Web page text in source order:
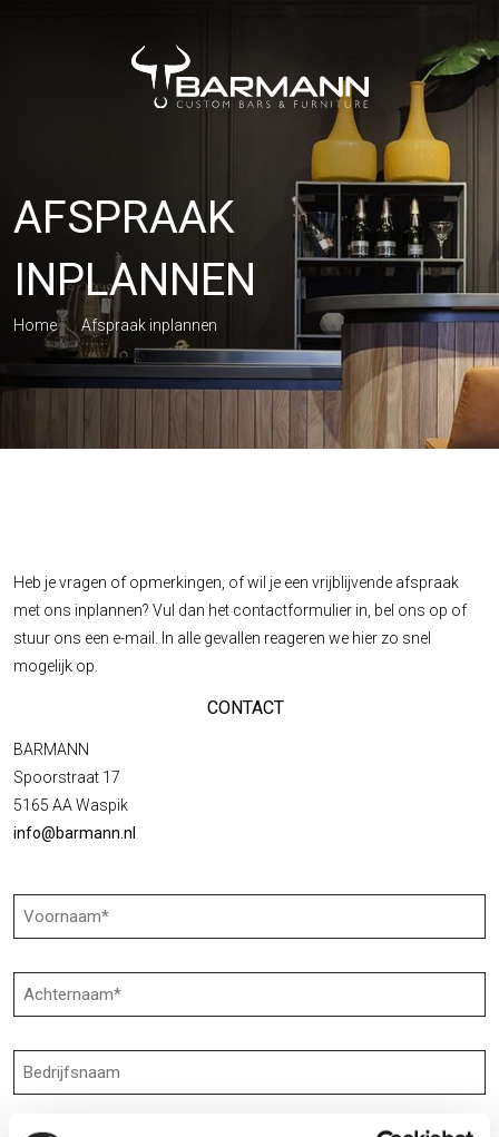
AFSPRAAK
INPLANNEN
Home / Afspraak inplannen
Heb je vragen of opmerkingen, of wil je een vrijblijvende afspraak
met ons inplannen? Vul dan het contactformulier in, bel ons op of
stuur ons een e-mail. In alle gevallen reageren we hier zo snel
mogelijk op.
CONTACT
BARMANN
Spoorstraat 17
5165 AA Waspik
info@barmann.nl